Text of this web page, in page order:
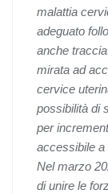
malattia
adeguato
anche
mirata ad
cervice
possibilità di
per
accessibile a
Nel marzo
di unire le